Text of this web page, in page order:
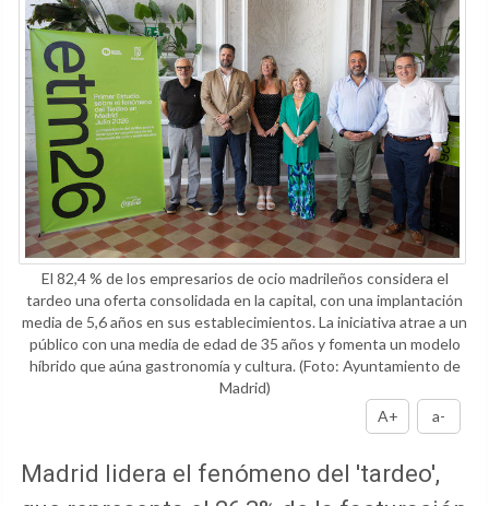
El 82,4 % de los empresarios de ocio madrileños considera el
tardeo una oferta consolidada en la capital, con una implantación
media de 5,6 años en sus establecimientos. La iniciativa atrae a un
público con una media de edad de 35 años y fomenta un modelo
híbrido que aúna gastronomía y cultura.(Foto: Ayuntamiento de
Madrid)
A+
a-
Madrid lidera el fenómeno del 'tardeo',